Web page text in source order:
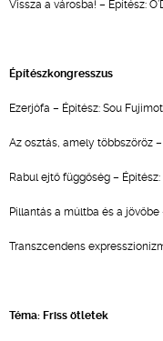
Vissza a városba! – Építész:
Építészkongresszus
Ezerjófa – Építész: Sou
Az osztás, amely többszöröz
Rabul ejtő függőség –
Pillantás a múltba és a
Transzcendens
Téma: Friss ötletek